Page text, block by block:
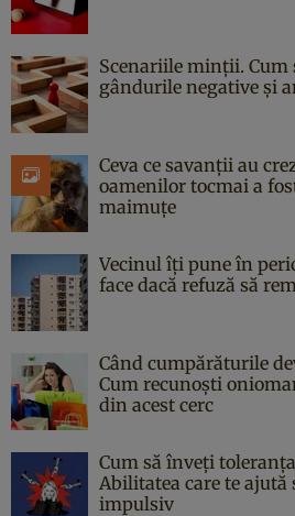
Scenariile minții. Cum
gândurile negative și
Ceva ce savanții au
oamenilor tocmai a
maimuțe
Vecinul îți pune în
face dacă refuză să
Când cumpărăturile
Cum recunoști
din acest cerc
Cum să înveți
Abilitatea care te
impulsiv